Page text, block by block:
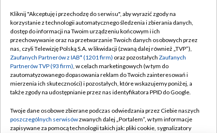
TVP
Abonament TVP
Emisja w TVP
Centrum informacji TVP
Naziemna Telewizja Cyfrowa
Rada Programowa
Regulamin TVP
Polityka prywatności
Moje zgody
Pomoc
Kontakt
Kliknij "Akceptuję i przechodzę do serwisu", aby wyrazić zgody na
korzystanie z technologii automatycznego śledzenia i zbierania danych,
dostęp do informacji na Twoim urządzeniu końcowym i ich
przechowywanie oraz na przetwarzanie Twoich danych osobowych przez
nas, czyli Telewizję Polską S.A. w likwidacji (zwaną dalej również „TVP”),
Zaufanych Partnerów z IAB* (1201 firm) oraz pozostałych Zaufanych
Partnerów TVP (93 firm), w celach marketingowych (w tym do
zautomatyzowanego dopasowania reklam do Twoich zainteresowań i
mierzenia ich skuteczności) i pozostałych, które wskazujemy poniżej, a
także zgody na udostępnianie przez nas identyfikatora PPID do Google.
Twoje dane osobowe zbierane podczas odwiedzania przez Ciebie naszych
poszczególnych serwisówzwanych dalej „Portalem”, w tym informacje
zapisywane za pomocą technologii takich jak: pliki cookie, sygnalizatory